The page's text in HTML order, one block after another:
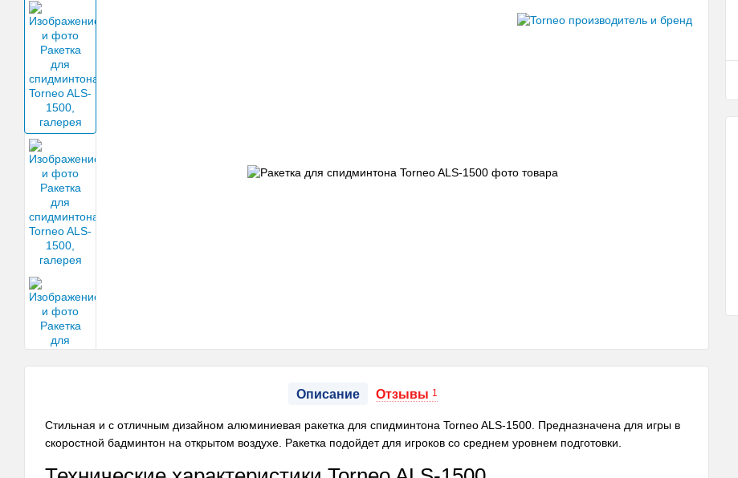
Описание Отзывы 1
Стильная и с отличным дизайном алюминиевая ракетка для спидминтона Torneo ALS-1500. Предназначена для игры в
скоростной бадминтон на открытом воздухе. Ракетка подойдет для игроков со среднем уровнем подготовки.